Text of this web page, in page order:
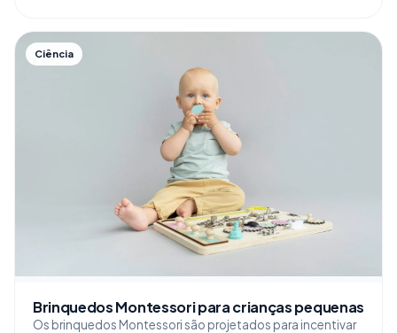
Ciência
Brinquedos Montessori para crianças pequenas
Os brinquedos Montessori são projetados para incentivar